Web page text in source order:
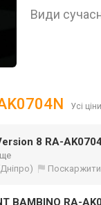
Види
Усі
8 RA-
BAMBINO RA-